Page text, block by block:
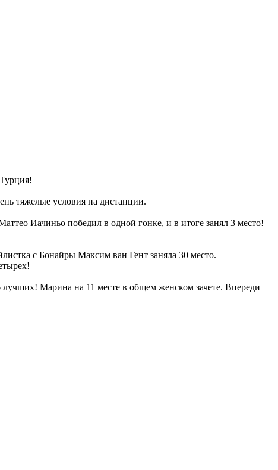
тяжелые условия на дистанции.
Иачиньо победил в одной гонке, и в итоге занял 3 место!
с Бонайры Максим ван Гент заняла 30 место.
Марина на 11 месте в общем женском зачете. Впереди